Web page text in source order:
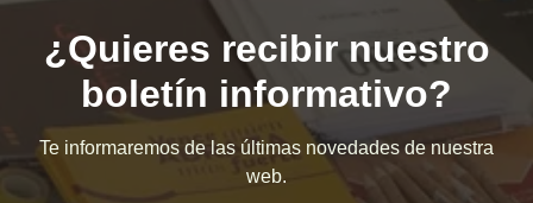
¿Quieres recibir nuestro
boletín informativo?
Te informaremos de las últimas novedades de nuestra
web.